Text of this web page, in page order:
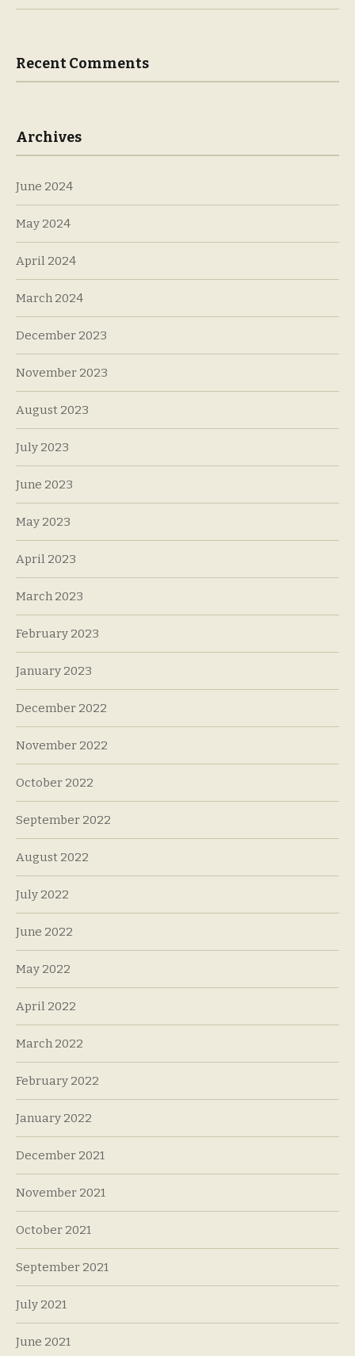
Recent Comments
Archives
June 2024
May 2024
April 2024
March 2024
December 2023
November 2023
August 2023
July 2023
June 2023
May 2023
April 2023
March 2023
February 2023
January 2023
December 2022
November 2022
October 2022
September 2022
August 2022
July 2022
June 2022
May 2022
April 2022
March 2022
February 2022
January 2022
December 2021
November 2021
October 2021
September 2021
July 2021
June 2021